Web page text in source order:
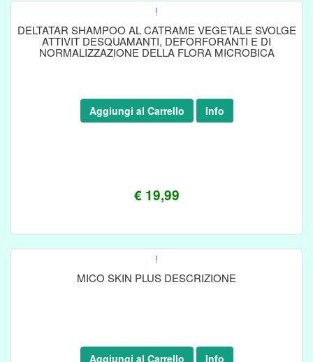
!
DELTATAR SHAMPOO AL CATRAME VEGETALE SVOLGE
ATTIVIT DESQUAMANTI, DEFORFORANTI E DI
NORMALIZZAZIONE DELLA FLORA MICROBICA
€ 19,99
Aggiungi al Carrello Info
!
MICO SKIN PLUS DESCRIZIONE
Aggiungi al Carrello Info